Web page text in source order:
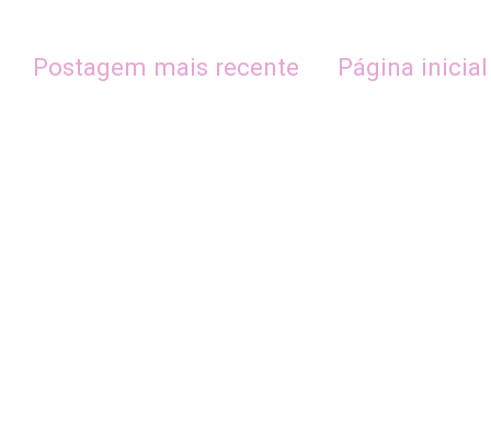
Postagem mais recente Página inicial